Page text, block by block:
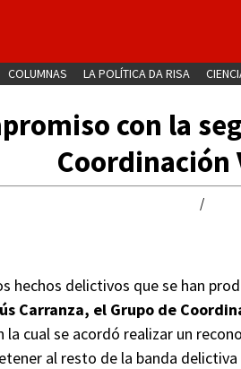
COLUMNAS LA POLÍTICA DA RISA
con la
Coordinación
/
hechos delictivos que se han
Carranza, el Grupo de
la cual se acordó realizar un
al resto de la banda